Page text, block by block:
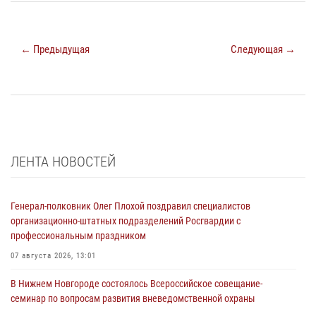
← Предыдущая Следующая →
ЛЕНТА НОВОСТЕЙ
Генерал-полковник Олег Плохой поздравил специалистов
организационно-штатных подразделений Росгвардии с
профессиональным праздником
07 августа 2026, 13:01
В Нижнем Новгороде состоялось Всероссийское совещание-
семинар по вопросам развития вневедомственной охраны